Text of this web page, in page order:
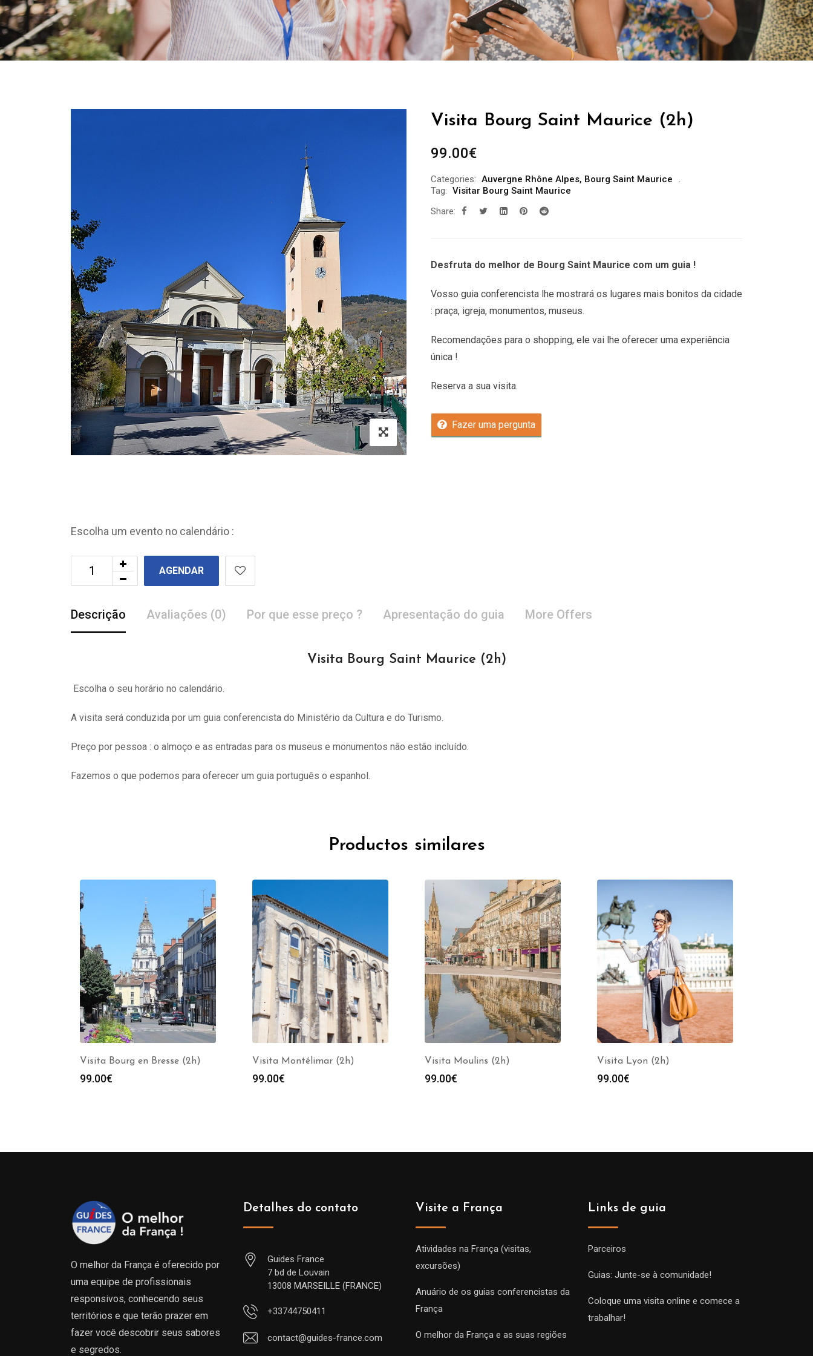
Visita Bourg Saint Maurice (2h)
99.00€
Categories: Auvergne Rhône Alpes, Bourg Saint Maurice
Tag: Visitar Bourg Saint Maurice
Share:
Desfruta do melhor de Bourg Saint Maurice com um guia !
Vosso guia conferencista lhe mostrará os lugares mais bonitos da cidade
: praça, igreja, monumentos, museus.
Recomendações para o shopping, ele vai lhe oferecer uma experiência
única !
Reserva a sua visita.
Fazer uma pergunta
Escolha um evento no calendário :
AGENDAR
Descrição Avaliações (0) Por que esse preço ? Apresentação do guia More Offers
Visita Bourg Saint Maurice (2h)
Escolha o seu horário no calendário.
A visita será conduzida por um guia conferencista do Ministério da Cultura e do Turismo.
Preço por pessoa : o almoço e as entradas para os museus e monumentos não estão incluído.
Fazemos o que podemos para oferecer um guia português o espanhol.
Productos similares
Visita Bourg en Bresse (2h)
99.00€
Visita Montélimar (2h)
99.00€
Visita Moulins (2h)
99.00€
Visita Lyon (2h)
99.00€
O melhor da França é oferecido por
uma equipe de profissionais
responsivos, conhecendo seus
territórios e que terão prazer em
fazer você descobrir seus sabores
e segredos.
Detalhes do contato
Guides France
7 bd de Louvain
13008 MARSEILLE (FRANCE)
+33744750411
contact@guides-france.com
Visite a França
Atividades na França (visitas,
excursões)
Anuário de os guias conferencistas da
França
O melhor da França e as suas regiões
Links de guia
Parceiros
Guias: Junte-se à comunidade!
Coloque uma visita online e comece a
trabalhar!